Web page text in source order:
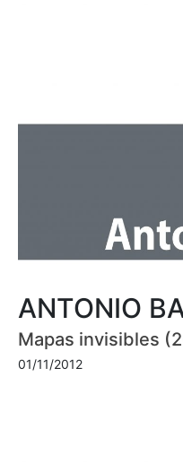
ANTONIO
Mapas invisibles
01/11/2012